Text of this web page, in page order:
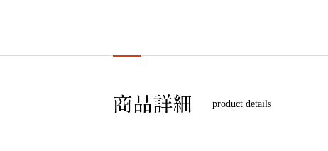
商品詳細 product details